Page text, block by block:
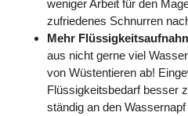
weniger Arbeit für den
zufriedenes Schnurren
Mehr
aus nicht gerne viel
von Wüstentieren ab!
Flüssigkeitsbedarf besser
ständig an den